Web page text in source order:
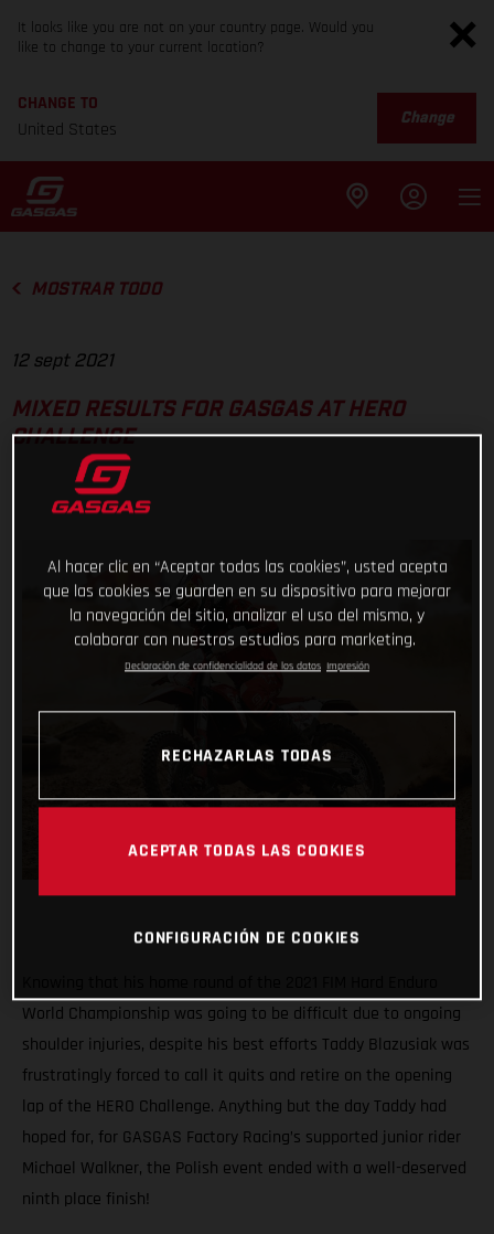
It looks like you are not on your country page. Would you
like to change to your current location?
CHANGE TO
United States
Change
MOSTRAR TODO
12 sept 2021
MIXED RESULTS FOR GASGAS AT HERO
CHALLENGE
World Championship was going to be difficult due to ongoing
shoulder injuries, despite his best efforts Taddy Blazusiak was
frustratingly forced to call it quits and retire on the opening
lap of the HERO Challenge. Anything but the day Taddy had
hoped for, for GASGAS Factory Racing’s supported junior rider
Michael Walkner, the Polish event ended with a well-deserved
ninth place finish!
Al hacer clic en “Aceptar todas las cookies”, usted acepta
que las cookies se guarden en su dispositivo para mejorar
la navegación del sitio, analizar el uso del mismo, y
colaborar con nuestros estudios para marketing.
Declaración de confidencialidad de los datos Impresión
RECHAZARLAS TODAS
ACEPTAR TODAS LAS COOKIES
CONFIGURACIÓN DE COOKIES